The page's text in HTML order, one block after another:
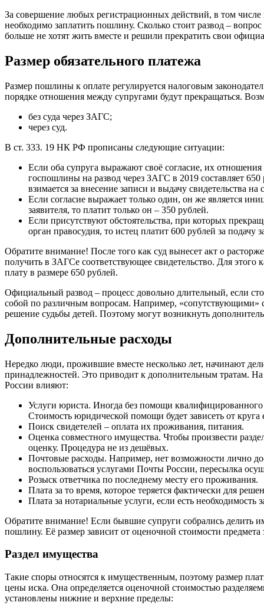
За совершение любых регистрационных действий, в том
необходимо заплатить пошлину. Сколько стоит развод –
больше не хотят жить вместе и решили прекратить свои
Размер обязательного платежа
Размер пошлины к оплате регулируется налоговым
порядке отношения между супругами будут прекращаться.
без суда через ЗАГС;
через суд.
В ст. 333. 19 НК РФ прописаны следующие ситуации:
Если оба супруга выражают своё согласие, их
госпошлины на развод через ЗАГС в 2019 составляет
взимается за внесение записи и выдачу свидетельства
Если согласие выражает только один, он же является
заявителя, то платит только он – 350 рублей.
Если присутствуют обстоятельства, при которых
орган правосудия, то истец платит 600 рублей за подачу
Обратите внимание! После того как суд вынесет акт о
получить в ЗАГСе соответствующее свидетельство. Для этого
плату в размере 650 рублей.
Официальный развод – процесс довольно длительный, если
собой по различным вопросам. Например,
решение судьбы детей. Поэтому могут возникнуть
Дополнительные расходы
Нередко люди, прожившие вместе несколько лет, начинают
принадлежностей. Это приводит к дополнительным тратам.
России влияют:
Услуги юриста. Иногда без помощи квалифицированного
Стоимость юридической помощи будет зависеть от
Поиск свидетелей – оплата их проживания, питания.
Оценка совместного имущества. Чтобы произвести
оценку. Процедура не из дешёвых.
Почтовые расходы. Например, нет возможности лично
воспользоваться услугами Почты России, пересылка
Розыск ответчика по последнему месту его проживания.
Плата за то время, которое теряется фактически для
Плата за нотариальные услуги, если есть необходимость
Обратите внимание! Если бывшие супруги собрались делить
пошлину. Её размер зависит от оценочной стоимости предмета
Раздел имущества
Такие споры относятся к имущественным, поэтому размер
цены иска. Она определяется оценочной стоимостью
установлены нижние и верхние пределы: